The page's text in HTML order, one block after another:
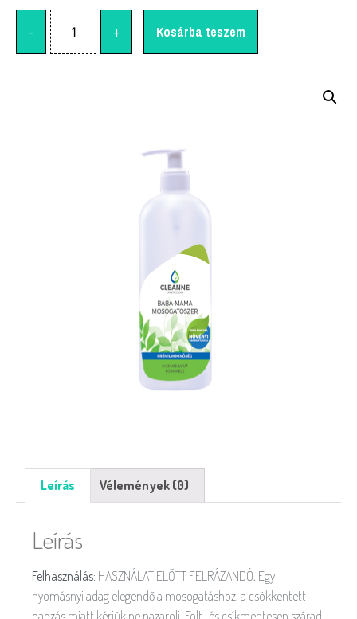
- + Kosárba teszem
Leírás Vélemények (0)
Leírás
Felhasználás: HASZNÁLAT ELŐTT FELRÁZANDÓ. Egy
nyomásnyi adag elegendő a mosogatáshoz, a csökkentett